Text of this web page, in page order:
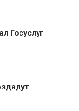
Госуслуг